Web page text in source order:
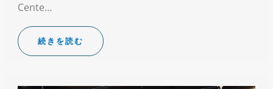
Cente…
続きを読む